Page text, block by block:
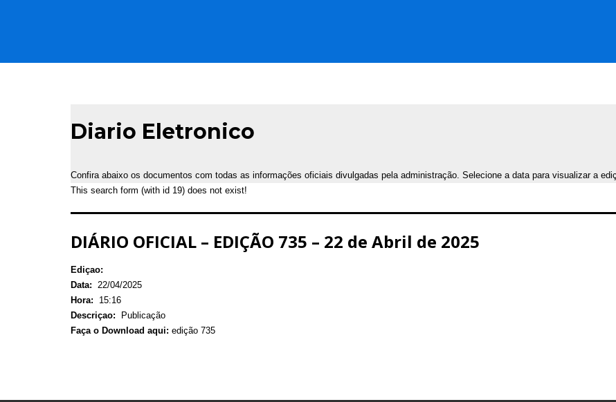
Diario Eletronico
Confira abaixo os documentos com todas as informações oficiais divulgadas pela administração. Selecione a data para visualizar a
This search form (with id 19) does not exist!
DIÁRIO OFICIAL – EDIÇÃO 735 – 22 de Abril de 2025
Ediçao:
Data: 22/04/2025
Hora:
15:16
Descriçao:
Publicação
Faça o Download aqui: edição 735